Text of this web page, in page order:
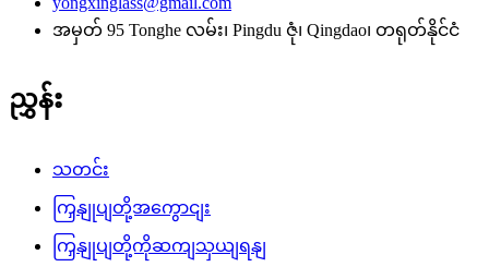
အမှတ် 95 Tonghe လမ်း၊ Pingdu ဇုံ၊ Qingdao၊ တရုတ်နိုင်ငံ
ညွှန်း
သတင်း
ကြှနျုပျတို့အကွောငျး
ကြှနျုပျတို့ကိုဆကျသှယျရနျ